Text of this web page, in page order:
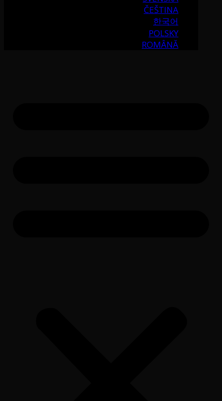
ČEŠTINA
한국어
POLSKY
ROMÂNĂ